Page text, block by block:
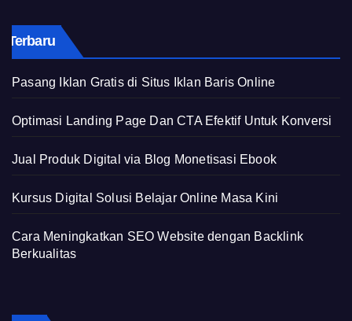
Terbaru
Pasang Iklan Gratis di Situs Iklan Baris Online
Optimasi Landing Page Dan CTA Efektif Untuk Konversi
Jual Produk Digital via Blog Monetisasi Ebook
Kursus Digital Solusi Belajar Online Masa Kini
Cara Meningkatkan SEO Website dengan Backlink
Berkualitas